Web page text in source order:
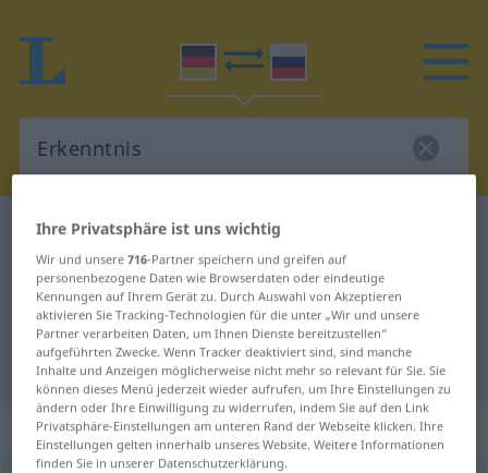
Deutsch-Russisch Wörterbuch
Deutsch-Russisch Übersetzung für
"Erkenntnis"
"Erkenntnis" Russisch Übersetzung
„Erkenntnis“: feminin
Ihre Privatsphäre ist uns wichtig
Wir und unsere716-Partner speichern und greifen auf
personenbezogene Daten wie Browserdaten oder eindeutige
Kennungen auf Ihrem Gerät zu. Durch Auswahl von Akzeptieren
aktivieren Sie Tracking-Technologien für die unter „Wir und unsere
Partner verarbeiten Daten, um Ihnen Dienste bereitzustellen“
aufgeführten Zwecke. Wenn Tracker deaktiviert sind, sind manche
Inhalte und Anzeigen möglicherweise nicht mehr so relevant für Sie. Sie
können dieses Menü jederzeit wieder aufrufen, um Ihre Einstellungen zu
ändern oder Ihre Einwilligung zu widerrufen, indem Sie auf den Link
Privatsphäre-Einstellungen am unteren Rand der Webseite klicken. Ihre
Einstellungen gelten innerhalb unseres Website. Weitere Informationen
finden Sie in unserer Datenschutzerklärung.